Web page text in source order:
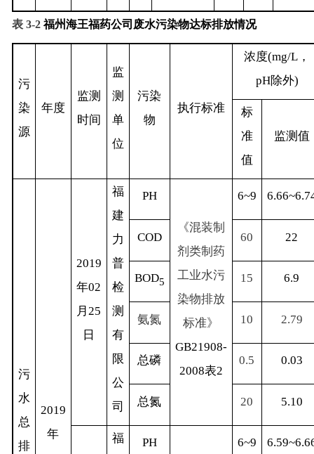
表3‑2 福州海王福药公司废水污染物达标排放情况
污
染
源
年度
监测
时间
监
测
单
位
污染
物
执行标准
浓度(mg/L ，
pH除外)
标
准
值
监测值
污
水
总
排
2019
年
2019
年02
月25
日
福
建
力
普
检
测
有
限
公
司
PH
《混装制
剂类制药
工业水污
染物排放
标准》
GB21908-
2008表2
6~9
COD 60 22
BOD5 15 6.9
氨氮 10 2.79
总磷 0.5 0.03
总氮 20 5.10
福
PH 6~9